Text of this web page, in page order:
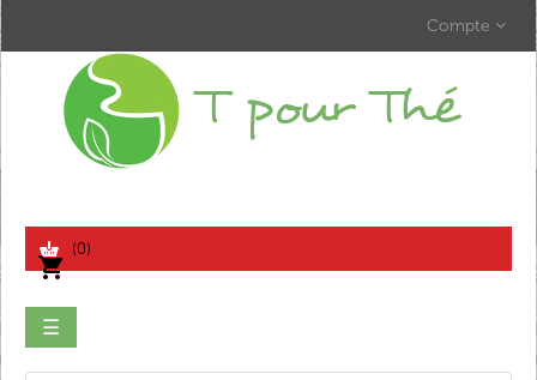
Compte
shopping_cart
(0)
search
Basculer
la
navigation
☰